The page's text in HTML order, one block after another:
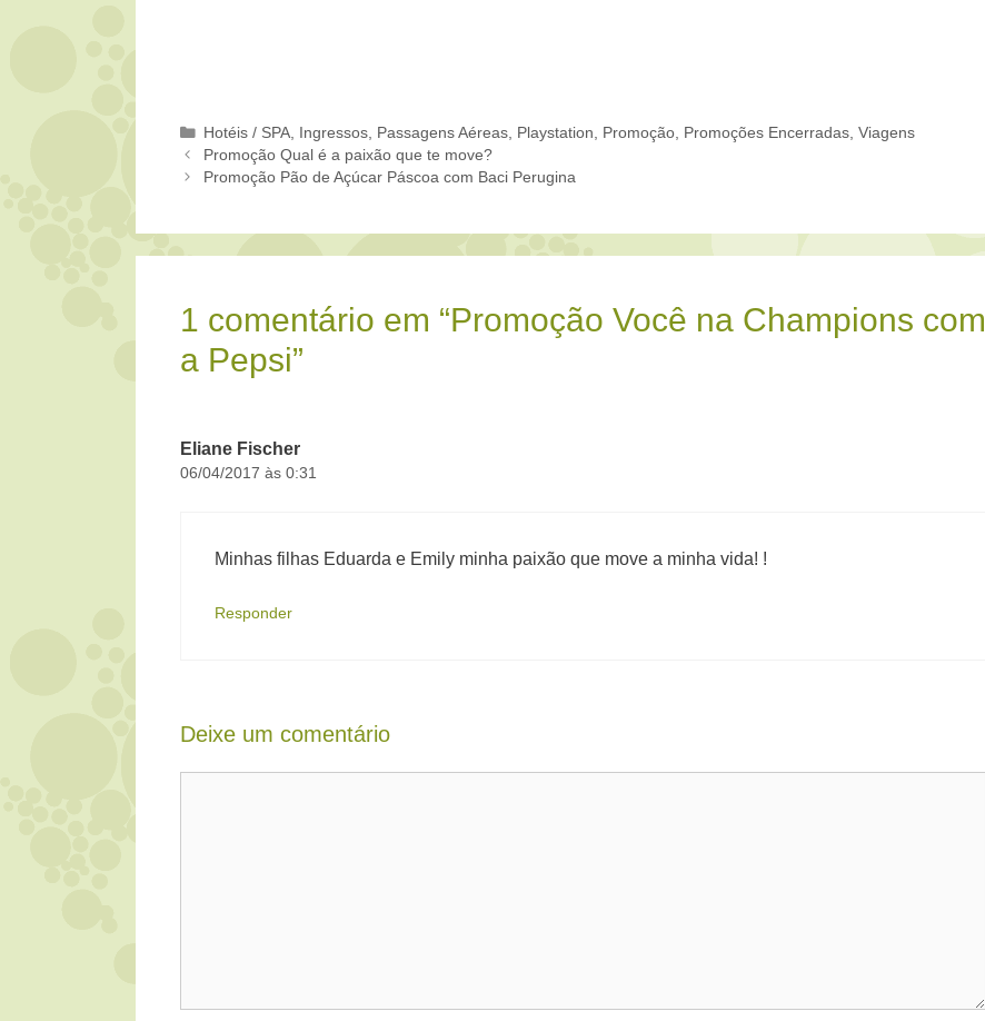
Categorias
Hotéis / SPA Ingressos Passagens Aéreas Playstation Promoção Promoções Encerradas ,Viagens
Promoção Qual é a paixão que te move?
Promoção Pão de Açúcar Páscoa com Baci Perugina
1 comentário em “Promoção Você na Champions com
a Pepsi”
Eliane Fischer
06/04/2017 às 0:31
Minhas filhas Eduarda e Emily minha paixão que move a minha vida! !
Responder
Deixe um comentário